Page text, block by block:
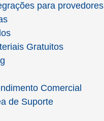
para provedores
Gratuitos
Comercial
de Suporte